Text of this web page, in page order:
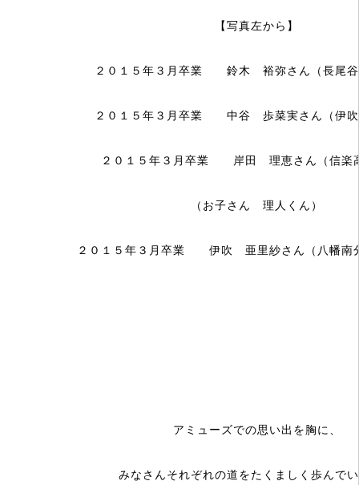
【写真左から】
２０１５年３月卒業 鈴木 裕弥さん（長尾谷
２０１５年３月卒業 中谷 歩菜実さん（伊吹
２０１５年３月卒業 岸田 理恵さん（信楽
（お子さん 理人くん）
２０１５年３月卒業 伊吹 亜里紗さん（八幡南
アミューズでの思い出を胸に、
みなさんそれぞれの道をたくましく歩んで